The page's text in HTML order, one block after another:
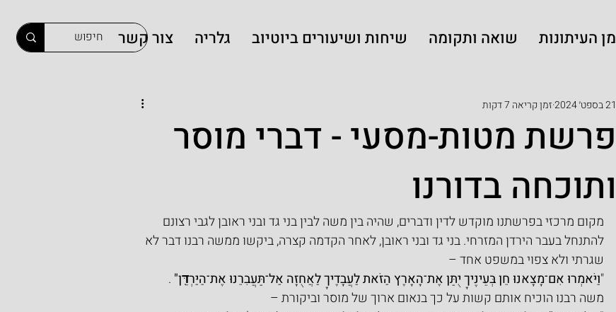
מן העיתונות שואה ותקומה שיחות ושיעורים ביוטיוב גלריה צור קשר
פרשת מטות-מסעי - דברי מוסר
ותוכחה בדורנו
21 בספט׳ 2024 זמן קריאה 7 דקות
מקום מרכזי בפרשתנו מוקדש לדין ודברים, שהיה בין משה לבין בני גד ובני ראובן לגבי רצונם
להתנחל בעבר הירדן המזרחי. בני גד ובני ראובן, לאחר הקדמה קצרה, ביקשו ממשה רבנו דבר לא
שגרתי ולא צפוי במשפט אחד –
"וַיֹּאמְרוּ אִם־מָצָאנוּ חֵן בְּעֵינֶיךָ יֻתַּן אֶת־הָאָרֶץ הַזֹּאת לַעֲבָדֶיךָ לַאֲחֻזָּה אַל־תַּעֲבִרֵנוּ אֶת־הַיַּרְדֵּֽן" .
משה רבנו הוכיח אותם קשות על כךבנאום ארוך של מוסר וביקורת –